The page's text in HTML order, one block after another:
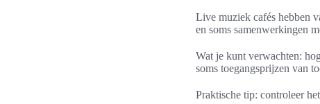
Live muziek cafés hebben
en soms samenwerkingen
Wat je kunt verwachten:
soms toegangsprijzen van
Praktische tip: controleer